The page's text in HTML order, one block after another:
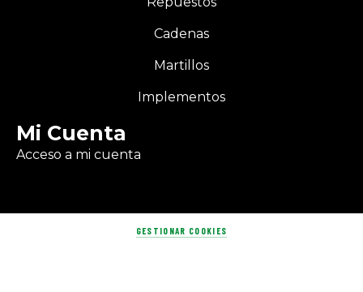
Cadenas
Martillos
Implementos
Mi Cuenta
Acceso a mi cuenta
GESTIONAR COOKIES